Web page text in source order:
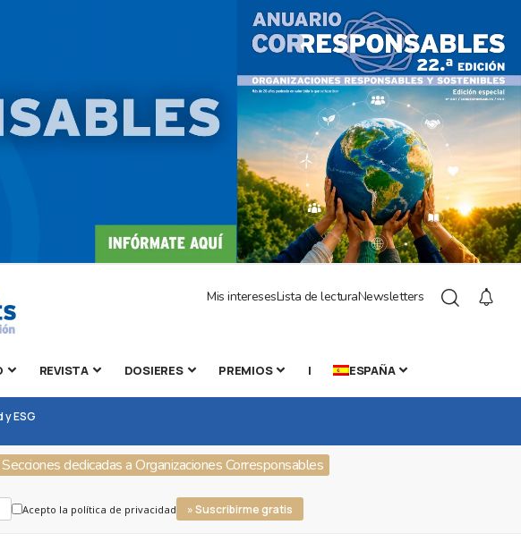
Mis interesesLista de lecturaNewsletters
REVISTA DOSIERES PREMIOS | ESPAÑA
ESG
Secciones dedicadas a Organizaciones Corresponsables
Acepto la política de privacidad » Suscribirme gratis